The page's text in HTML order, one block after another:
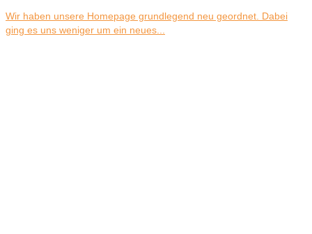
Wir haben unsere Homepage grundlegend neu geordnet. Dabei
ging es uns weniger um ein neues...